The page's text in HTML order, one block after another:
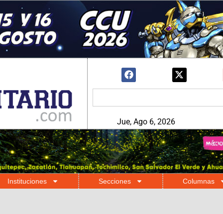
Jue, Ago 6, 2026
Instituciones Secciones Columnas